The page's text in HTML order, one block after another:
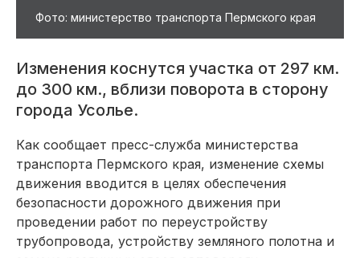
Фото: министерство транспорта Пермского края
Изменения коснутся участка от 297 км.
до 300 км., вблизи поворота в сторону
города Усолье.
Как сообщает пресс-служба министерства
транспорта Пермского края, изменение схемы
движения вводится в целях обеспечения
безопасности дорожного движения при
проведении работ по переустройству
трубопровода, устройству земляного полотна и